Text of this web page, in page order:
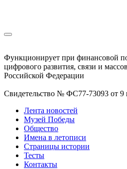
Функционирует при финансовой
цифрового развития, связи и
Российской Федерации
Свидетельство № ФС77-73093 от 9
Лента новостей
Музей Победы
Общество
Имена в летописи
Страницы истории
Тесты
Контакты